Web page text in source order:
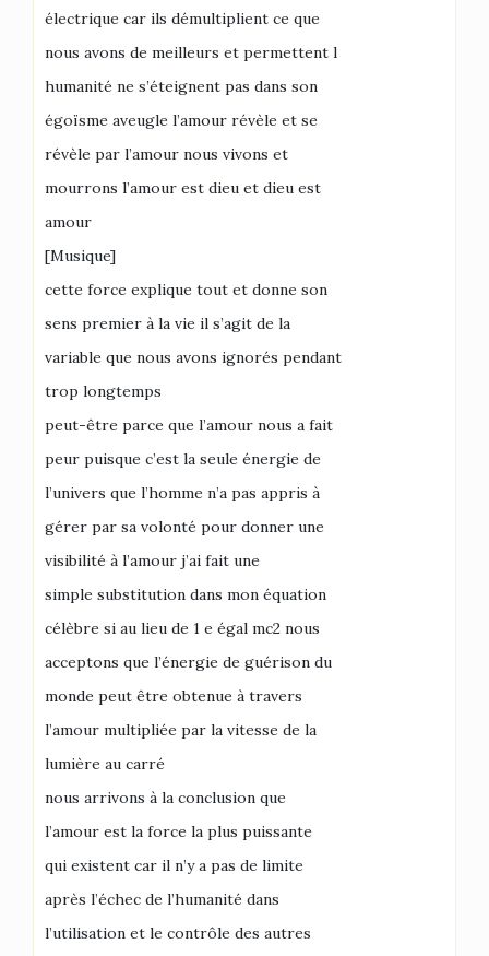
électrique car ils démultiplient ce que
nous avons de meilleurs et permettent l
humanité ne s’éteignent pas dans son
égoïsme aveugle l’amour révèle et se
révèle par l’amour nous vivons et
mourrons l’amour est dieu et dieu est
amour
[Musique]
cette force explique tout et donne son
sens premier à la vie il s’agit de la
variable que nous avons ignorés pendant
trop longtemps
peut-être parce que l’amour nous a fait
peur puisque c’est la seule énergie de
l’univers que l’homme n’a pas appris à
gérer par sa volonté pour donner une
visibilité à l’amour j’ai fait une
simple substitution dans mon équation
célèbre si au lieu de 1 e égal mc2 nous
acceptons que l’énergie de guérison du
monde peut être obtenue à travers
l’amour multipliée par la vitesse de la
lumière au carré
nous arrivons à la conclusion que
l’amour est la force la plus puissante
qui existent car il n’y a pas de limite
après l’échec de l’humanité dans
l’utilisation et le contrôle des autres